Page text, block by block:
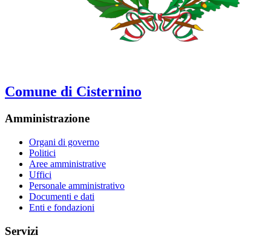
Comune di Cisternino
Amministrazione
Organi di governo
Politici
Aree amministrative
Uffici
Personale amministrativo
Documenti e dati
Enti e fondazioni
Servizi